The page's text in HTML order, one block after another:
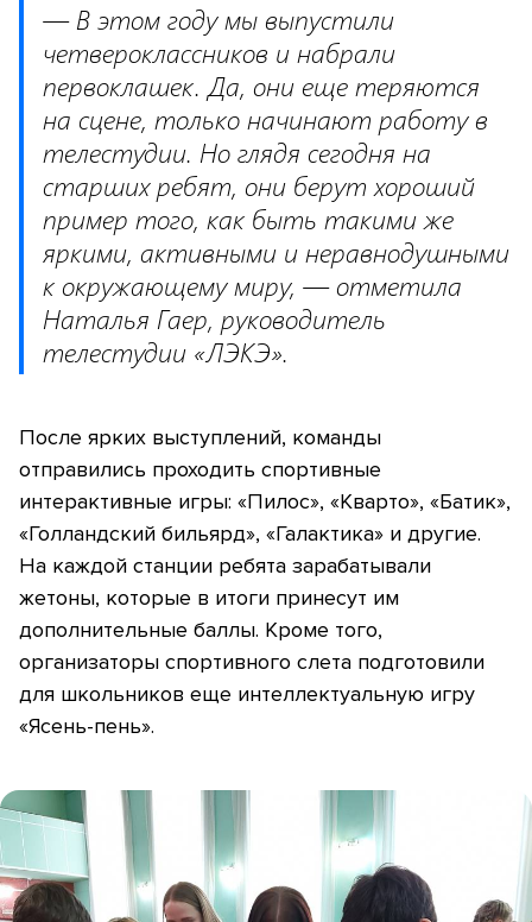
— В этом году мы выпустили
четвероклассников и набрали
первоклашек. Да, они еще теряются
на сцене, только начинают работу в
телестудии. Но глядя сегодня на
старших ребят, они берут хороший
пример того, как быть такими же
яркими, активными и неравнодушными
к окружающему миру, — отметила
Наталья Гаер, руководитель
телестудии «ЛЭКЭ».
После ярких выступлений, команды
отправились проходить спортивные
интерактивные игры: «Пилос», «Кварто», «Батик»,
«Голландский бильярд», «Галактика» и другие.
На каждой станции ребята зарабатывали
жетоны, которые в итоги принесут им
дополнительные баллы. Кроме того,
организаторы спортивного слета подготовили
для школьников еще интеллектуальную игру
«Ясень-пень».